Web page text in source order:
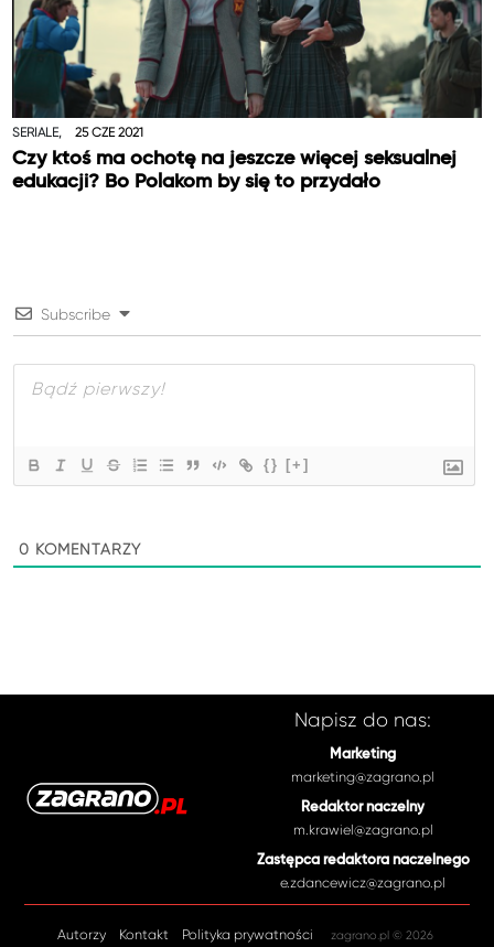
SERIALE, 25 CZE 2021
Czy ktoś ma ochotę na jeszcze więcej seksualnej
edukacji? Bo Polakom by się to przydało
Subscribe
{} [+]
0 KOMENTARZY
Napisz do nas:
Marketing
marketing@zagrano.pl
Redaktor naczelny
m.krawiel@zagrano.pl
Zastępca redaktora naczelnego
e.zdancewicz@zagrano.pl
Autorzy Kontakt Polityka prywatności zagrano.pl © 2026